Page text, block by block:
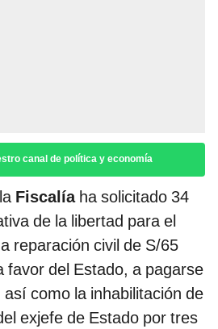
canal de política y economía
Fiscalíaha solicitado 34
de la libertad para el
reparación civil de S/65
favor del Estado, a pagarse
como la inhabilitación de
exjefe de Estado por tres